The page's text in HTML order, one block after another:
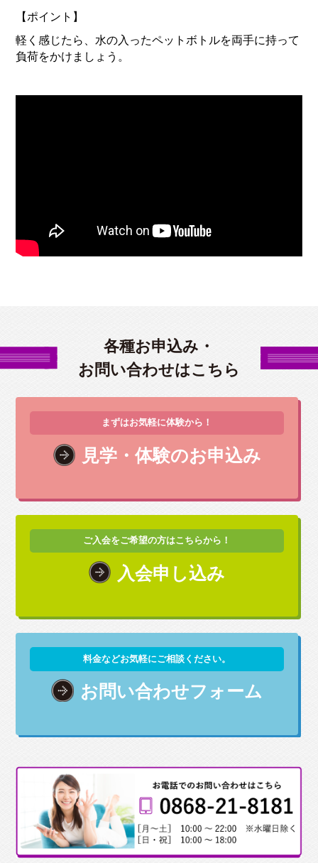
【ポイント】
軽く感じたら、水の入ったペットボトルを両手に持って
負荷をかけましょう。
各種お申込み・
お問い合わせはこちら
まずはお気軽に体験から！
見学・体験のお申込み
ご入会をご希望の方はこちらから！
入会申し込み
料金などお気軽にご相談ください。
お問い合わせフォーム